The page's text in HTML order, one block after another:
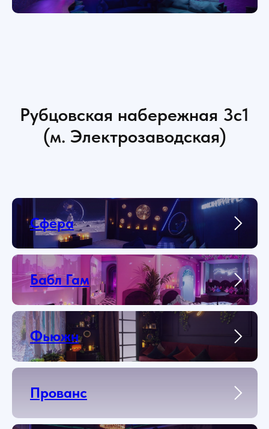
Рубцовская набережная 3с1
(м. Электрозаводская)
Сфера
Бабл Гам
Фьюжн
Прованс